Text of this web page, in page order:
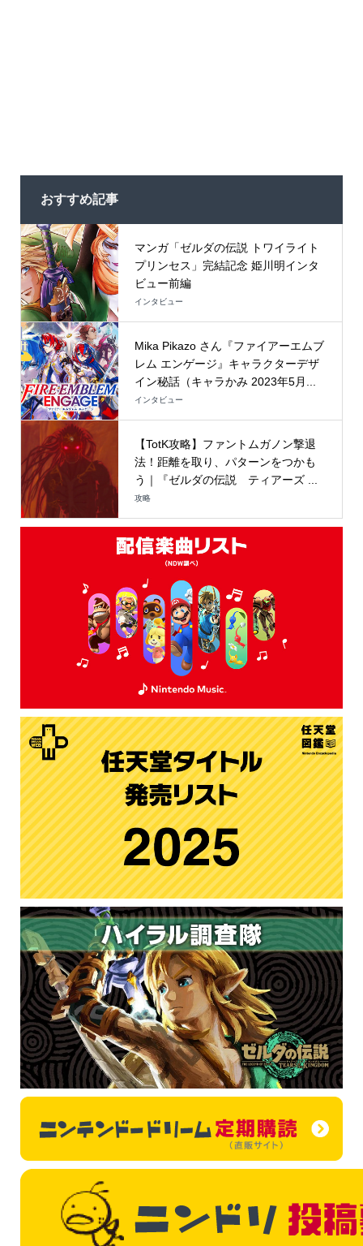
おすすめ記事
マンガ「ゼルダの伝説 トワイライト
プリンセス」完結記念 姫川明インタ
ビュー前編
インタビュー
Mika Pikazo さん『ファイアーエムブ
レム エンゲージ』キャラクターデザ
イン秘話（キャラかみ 2023年5月...
インタビュー
【TotK攻略】ファントムガノン撃退
法！距離を取り、パターンをつかも
う｜『ゼルダの伝説 ティアーズ ...
攻略